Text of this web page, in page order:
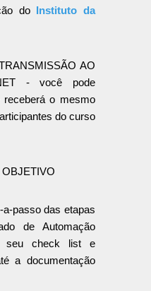
do Instituto da
AO
- você pode
o mesmo
do curso
OBJETIVO
passo das etapas
de Automação
seu check list e
a documentação